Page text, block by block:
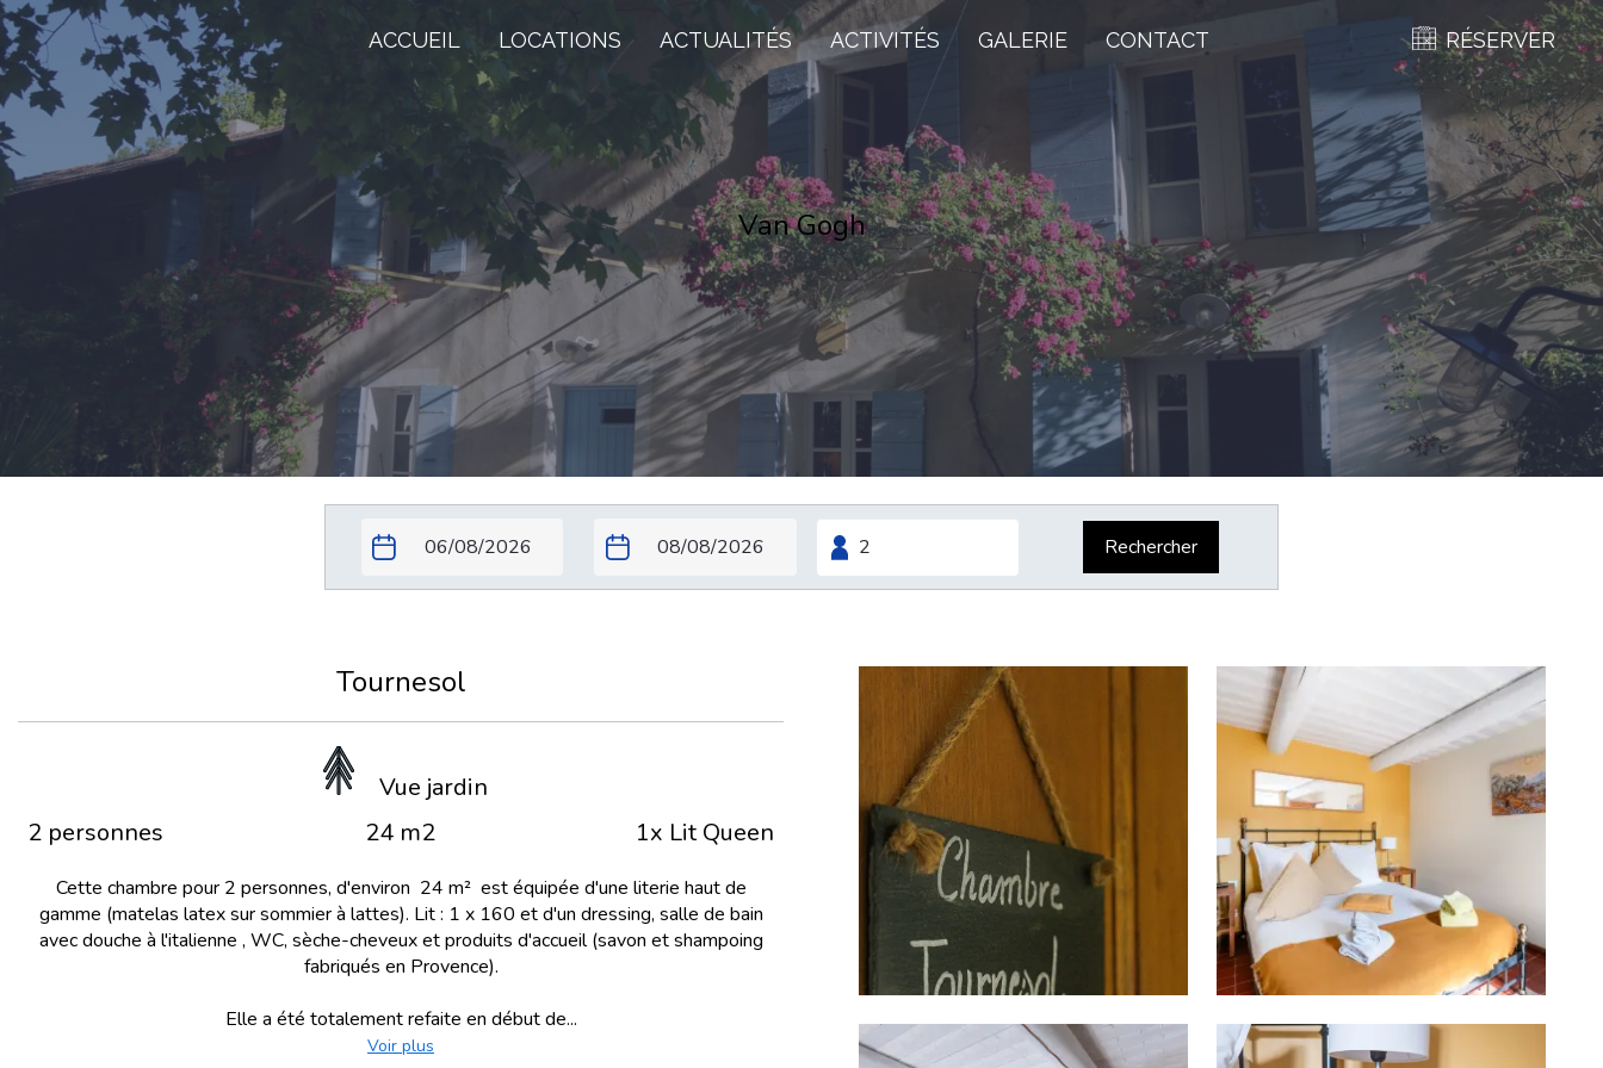
ACCUEIL LOCATIONS ACTUALITÉS ACTIVITÉS GALERIE CONTACT RÉSERVER
Van Gogh
Rechercher
Tournesol
Vue jardin
2 personnes
24 m2 1x Lit Queen
Cette chambre pour 2 personnes, d'environ 24 m² est équipée d'une literie haut de
gamme (matelas latex sur sommier à lattes). Lit : 1 x 160 et d'un dressing, salle de bain
avec douche à l'italienne , WC, sèche-cheveux et produits d'accueil (savon et shampoing
fabriqués en Provence).
Elle a été totalement refaite en début de...
Voir plus